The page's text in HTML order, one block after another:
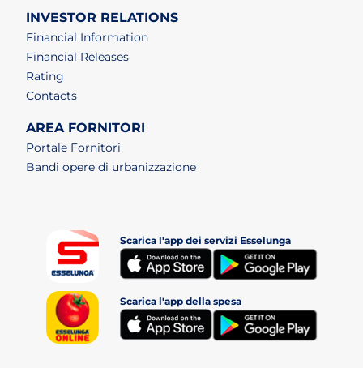
INVESTOR RELATIONS
Financial Information
Financial Releases
Rating
Contacts
AREA FORNITORI
Portale Fornitori
Bandi opere di urbanizzazione
Scarica l'app dei servizi Esselunga
(apri in un nuovo tab)
(apri
Scarica l'app della spesa
(apri in un nuovo tab)
(apri